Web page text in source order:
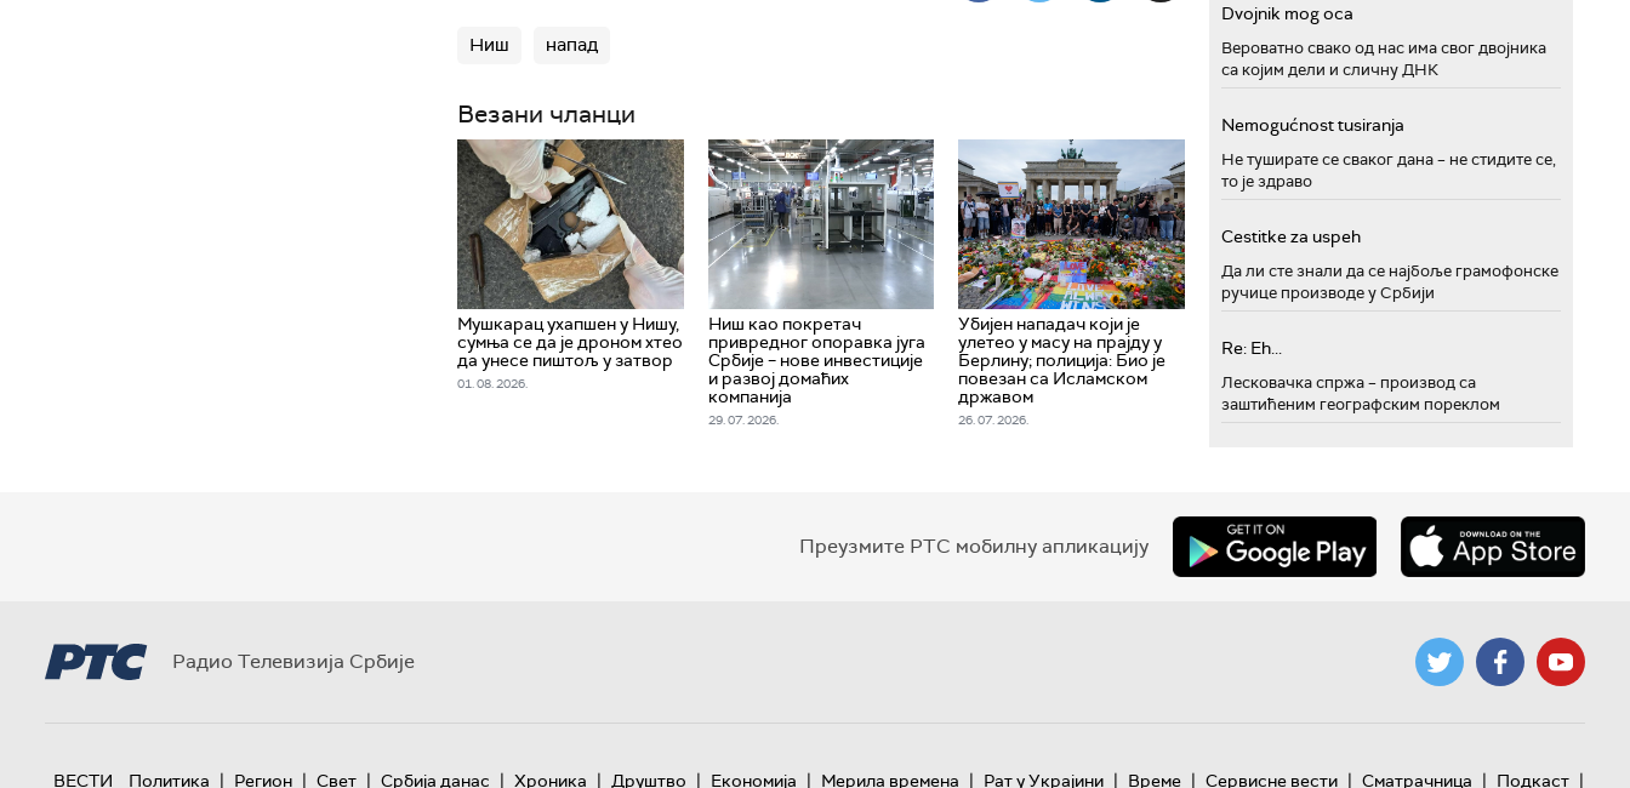
Ниш напад
Везани чланци
Мушкарац ухапшен у Нишу,
сумња се да је дроном хтео
да унесе пиштољ у затвор
01. 08. 2026.
Ниш као покретач
привредног опоравка југа
Србије – нове инвестиције
и развој домаћих
компанија
29. 07. 2026.
Убијен нападач који је
улетео у масу на прајду у
Берлину; полиција: Био је
повезан са Исламском
државом
26. 07. 2026.
Dvojnik mog oca
Вероватно свако од нас има свог двојника
са којим дели и сличну ДНК
Nemogućnost tusiranja
Не туширате се сваког дана – не стидите се,
то је здраво
Cestitke za uspeh
Да ли сте знали да се најбоље грамофонске
ручице производе у Србији
Re: Eh...
Лесковачка спржа – производ са
заштићеним географским пореклом
Преузмите РТС мобилну апликацију
Радио Телевизија Србије
ВЕСТИ Политика | Регион | Свет | Србија данас | Хроника | Друштво | Економија | Мерила времена | Рат у Украјини | Време | Сервисне вести | Сматрачница | Подкаст |